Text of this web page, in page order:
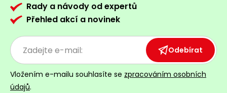
Rady a návody od expertů
Přehled akcí a novinek
Odebírat
Vložením e-mailu souhlasíte se zpracováním osobních
údajů.